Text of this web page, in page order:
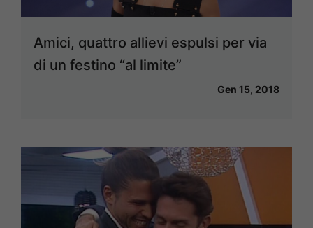
Amici, quattro allievi espulsi per via
di un festino “al limite”
Gen 15, 2018